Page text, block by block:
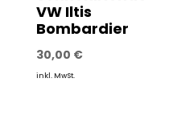
VW Iltis
Bombardier
30,00 €
inkl. MwSt.